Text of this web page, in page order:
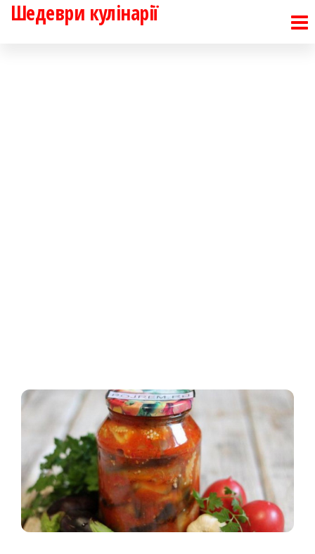
Перейти
Шедеври кулінарії